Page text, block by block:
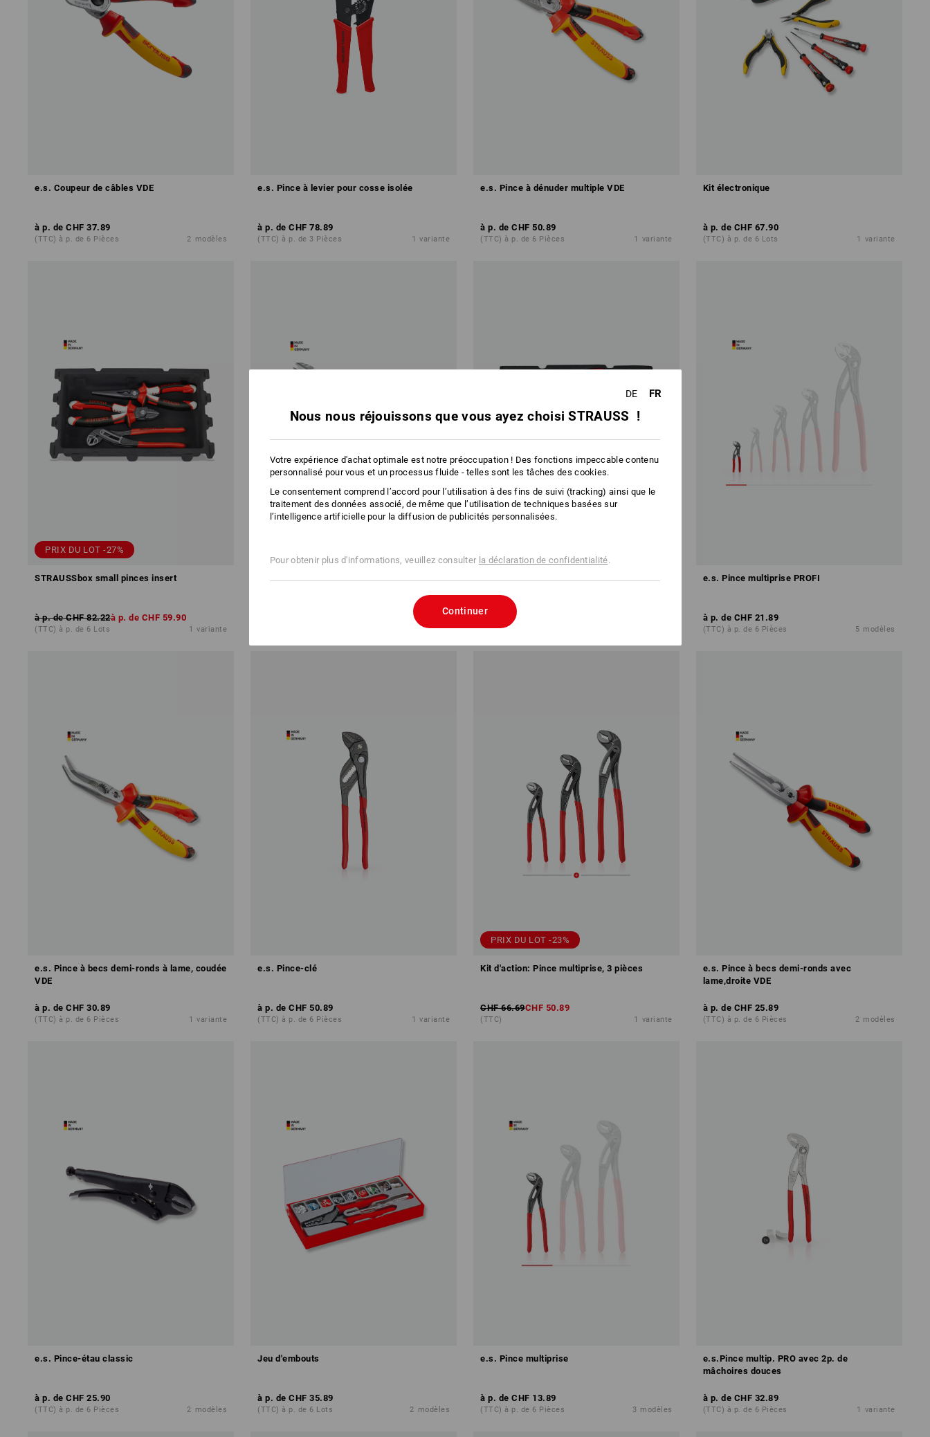
e.s. Coupeur de câbles VDE
à p. de CHF 37.89
(TTC) à p. de 6 Pièces 2 modèles
e.s. Pince à levier pour cosse isolée
à p. de CHF 78.89
(TTC) à p. de 3 Pièces 1 variante
e.s. Pince à dénuder multiple VDE
à p. de CHF 50.89
(TTC) à p. de 6 Pièces 1 variante
Kit électronique
à p. de CHF 67.90
(TTC) à p. de 6 Lots 1 variante
PRIX DU LOT -27%
STRAUSSbox small pinces insert
à p. de CHF 82.22à p. de CHF 59.90
(TTC) à p. de 6 Lots 1 variante
e.s. Pince coupante de côté haute
modèles
STRAUSSbox small Insert pour pinces à
à p. de CHF 30.89
(TTC) à p. de 6 Pièces
e.s. Pince multiprise PROFI
à p. de CHF 21.89
(TTC) à p. de 6 Pièces 5 modèles
e.s. Pince à becs demi-ronds à lame, coudée
VDE
à p. de CHF 30.89
(TTC) à p. de 6 Pièces 1 variante
e.s. Pince-clé
à p. de CHF 50.89
(TTC) à p. de 6 Pièces 1 variante
PRIX DU LOT -23%
Kit d'action: Pince multiprise, 3 pièces
CHF 66.69CHF 50.89
(TTC) 1 variante
e.s. Pince à becs demi-ronds avec
lame,droite VDE
à p. de CHF 25.89
(TTC) à p. de 6 Pièces 2 modèles
e.s. Pince-étau classic
à p. de CHF 25.90
(TTC) à p. de 6 Pièces 2 modèles
Jeu d'embouts
à p. de CHF 35.89
(TTC) à p. de 6 Lots 2 modèles
e.s. Pince multiprise
à p. de CHF 13.89
(TTC) à p. de 6 Pièces 3 modèles
e.s.Pince multip. PRO avec 2p. de
mâchoires douces
à p. de CHF 32.89
(TTC) à p. de 6 Pièces 1 variante
DE FR
Nous nous réjouissons que vous ayez choisi STRAUSS !
Votre expérience d'achat optimale est notre préoccupation ! Des fonctions impeccable contenu
personnalisé pour vous et un processus fluide - telles sont les tâches des cookies.
Le consentement comprend l’accord pour l’utilisation à des fins de suivi (tracking) ainsi que le
traitement des données associé, de même que l’utilisation de techniques basées sur
l’intelligence artificielle pour la diffusion de publicités personnalisées.
Pour obtenir plus d'informations, veuillez consulter la déclaration de confidentialité.
Continuer